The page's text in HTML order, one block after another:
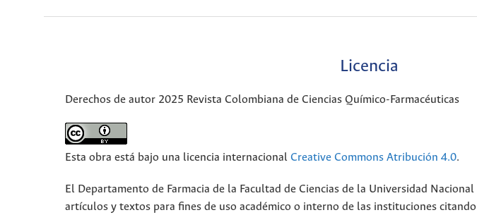
Licencia
Derechos de autor 2025 Revista Colombiana de Ciencias Químico-Farmacéuticas
Esta obra está bajo una licencia internacional Creative Commons Atribución 4.0.
El Departamento de Farmacia de la Facultad de Ciencias de la Universidad
artículos y textos para fines de uso académico o interno de las instituciones